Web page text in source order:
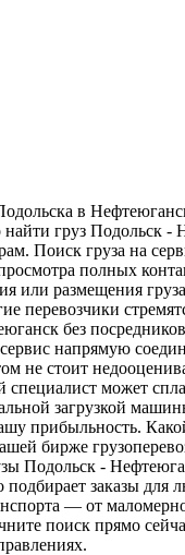
в
груз Подольск -
Поиск груза на
полных
или размещения груза
перевозчики
без
напрямую
не стоит
специалист может
загрузкой
прибыльность.
бирже
Подольск -
подбирает заказы для
— от
поиск прямо